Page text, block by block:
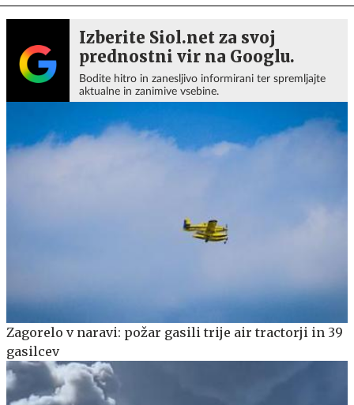
Izberite Siol.net za svoj
prednostni vir na Googlu.
Bodite hitro in zanesljivo informirani ter spremljajte
aktualne in zanimive vsebine.
Zagorelo v naravi: požar gasili trije air tractorji in 39
gasilcev